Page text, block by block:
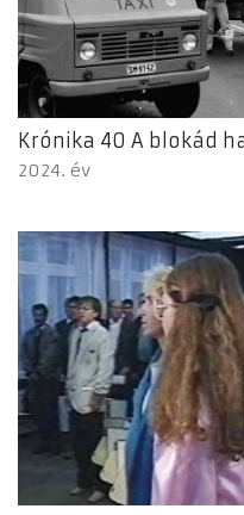
Krónika 40 A blokád
2024. év